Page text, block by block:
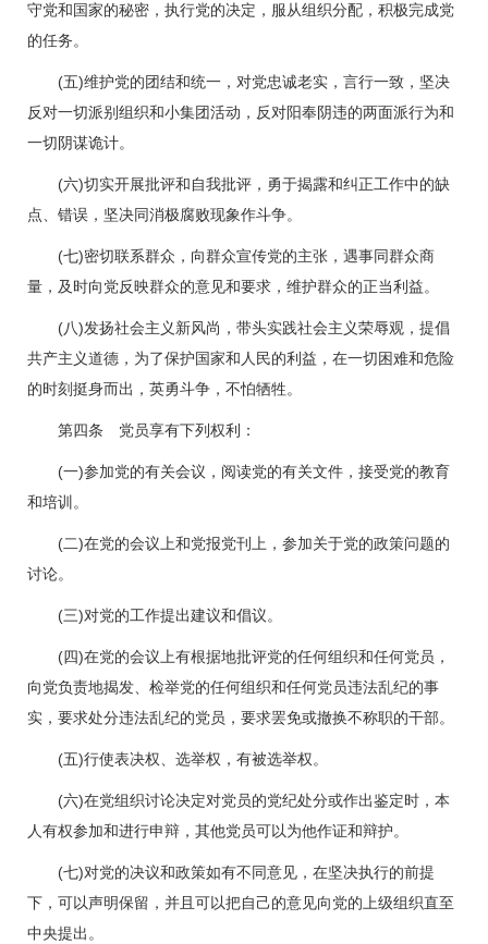
守党和国家的秘密，执行党的决定，服从组织分配，积极完成党
的任务。
(五)维护党的团结和统一，对党忠诚老实，言行一致，坚决
反对一切派别组织和小集团活动，反对阳奉阴违的两面派行为和
一切阴谋诡计。
(六)切实开展批评和自我批评，勇于揭露和纠正工作中的缺
点、错误，坚决同消极腐败现象作斗争。
(七)密切联系群众，向群众宣传党的主张，遇事同群众商
量，及时向党反映群众的意见和要求，维护群众的正当利益。
(八)发扬社会主义新风尚，带头实践社会主义荣辱观，提倡
共产主义道德，为了保护国家和人民的利益，在一切困难和危险
的时刻挺身而出，英勇斗争，不怕牺牲。
第四条 党员享有下列权利：
(一)参加党的有关会议，阅读党的有关文件，接受党的教育
和培训。
(二)在党的会议上和党报党刊上，参加关于党的政策问题的
讨论。
(三)对党的工作提出建议和倡议。
(四)在党的会议上有根据地批评党的任何组织和任何党员，
向党负责地揭发、检举党的任何组织和任何党员违法乱纪的事
实，要求处分违法乱纪的党员，要求罢免或撤换不称职的干部。
(五)行使表决权、选举权，有被选举权。
(六)在党组织讨论决定对党员的党纪处分或作出鉴定时，本
人有权参加和进行申辩，其他党员可以为他作证和辩护。
(七)对党的决议和政策如有不同意见，在坚决执行的前提
下，可以声明保留，并且可以把自己的意见向党的上级组织直至
中央提出。